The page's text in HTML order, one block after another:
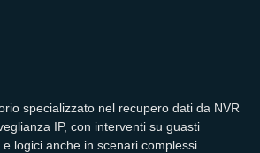
specializzato nel recupero dati da NVR
IP, con interventi su guasti
logici anche in scenari complessi.